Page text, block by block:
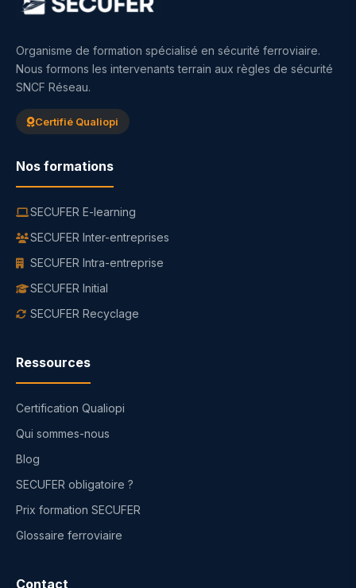
Organisme de formation spécialisé en sécurité ferroviaire.
Nous formons les intervenants terrain aux règles de sécurité
SNCF Réseau.
Certifié Qualiopi
Nos formations
SECUFER E-learning
SECUFER Inter-entreprises
SECUFER Intra-entreprise
SECUFER Initial
SECUFER Recyclage
Ressources
Certification Qualiopi
Qui sommes-nous
Blog
SECUFER obligatoire ?
Prix formation SECUFER
Glossaire ferroviaire
Contact